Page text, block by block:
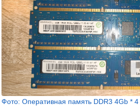
Фото: Оперативная память DDR3 4Gb * 4